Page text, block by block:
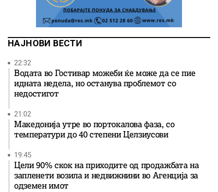
НАЈНОВИ ВЕСТИ
22:32
Водата во Гостивар можеби ќе може да се пие
идната недела, но останува проблемот со
недостигот
21:02
Македонија утре во портокалова фаза, со
температури до 40 степени Целзиусови
19:45
Цели 90% скок на приходите од продажбата на
запленети возила и недвижнини во Агенција за
одземен имот